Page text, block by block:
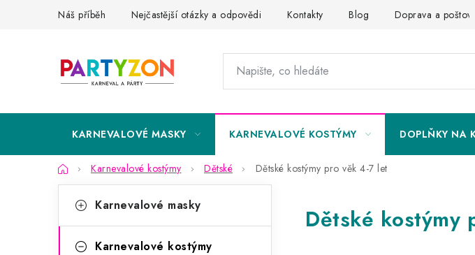
Náš příběh Nejčastější otázky a odpovědi Kontakty Blog Doprava a poštovné
KARNEVALOVÉ MASKY KARNEVALOVÉ KOSTÝMY DOPLŇKY NA
DomůKarnevalové kostýmy Dětské Dětské kostýmy pro věk 4-7 let
okategorie
a
Karnevalové masky
Karnevalové kostýmy
Dětské kostýmy